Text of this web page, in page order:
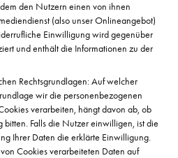
den Nutzern einen von ihnen
(also unser Onlineangebot)
Einwilligung wird gegenüber
und enthält die Informationen zu der
Rechtsgrundlagen: Auf welcher
wir die personenbezogenen
verarbeiten, hängt davon ab, ob
Falls die Nutzer einwilligen, ist die
Ihrer Daten die erklärte Einwilligung.
Cookies verarbeiteten Daten auf